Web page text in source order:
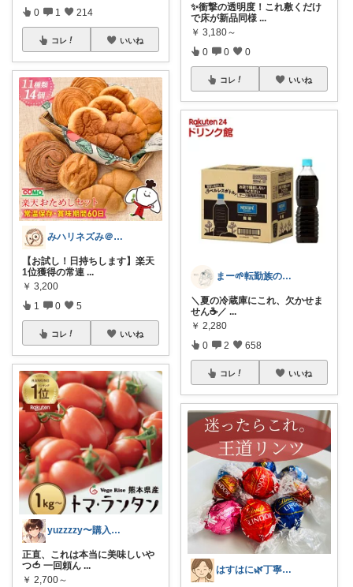
0 1 214
コレ いいね
みハリネズみ＠健康オタク
【お試し！日持ちします】楽天
1位獲得の常連 ...
￥ 3,200
1 0 5
コレ いいね
yuzzzzy〜購入品紹介〜
正直、これは本当に美味しいや
つ🍅 一回頼ん ...
￥ 2,700～
✨衝撃の透明度！これ敷くだけ
で床が新品同様 ...
￥ 3,180～
0 0 0
コレ いいね
まー🌱転勤族の暮らし
＼夏の冷蔵庫にこれ、欠かせま
せん☕️／ ...
￥ 2,280
0 2 658
コレ いいね
はすはに🌿丁寧な暮らし